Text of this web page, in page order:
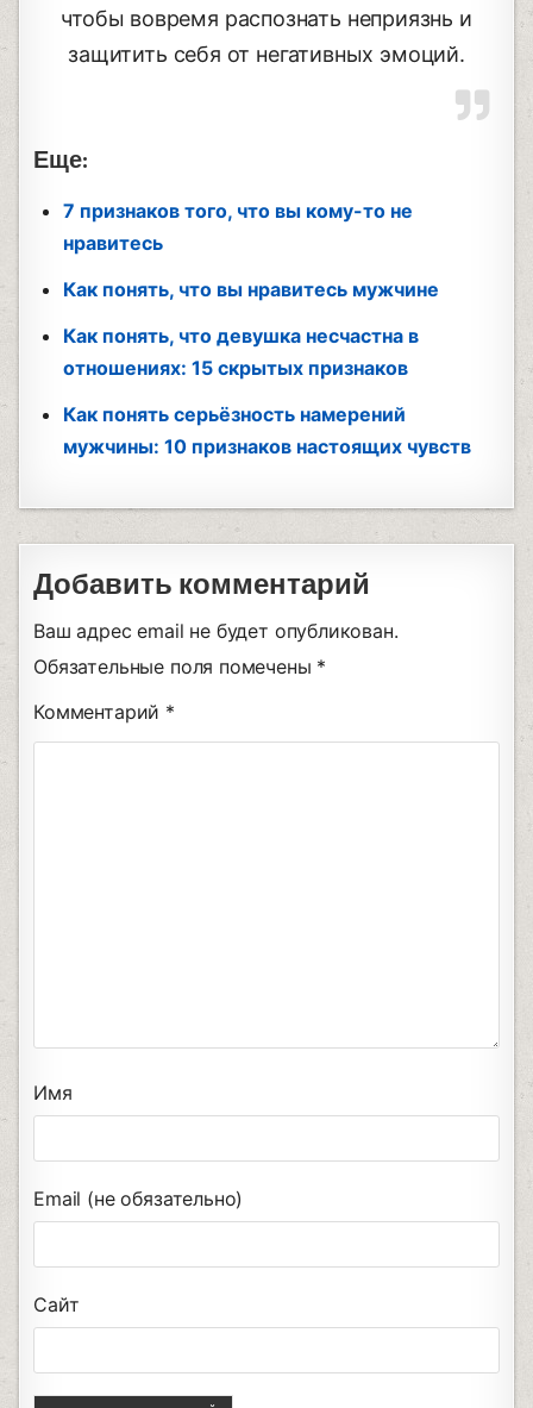
чтобы вовремя распознать неприязнь и
защитить себя от негативных эмоций.
Еще:
7 признаков того, что вы кому-то не
нравитесь
Как понять, что вы нравитесь мужчине
Как понять, что девушка несчастна в
отношениях: 15 скрытых признаков
Как понять серьёзность намерений
мужчины: 10 признаков настоящих чувств
Добавить комментарий
Ваш адрес email не будет опубликован.
Обязательные поля помечены *
Комментарий *
Имя
Email (не обязательно)
Сайт